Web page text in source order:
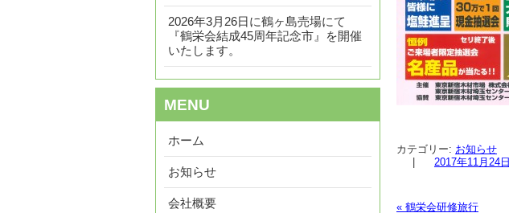
カテゴリー: お知らせ
2017年11月24日
« 鶴栄会研修旅行
2026年3月26日に鶴ヶ島売場にて
『鶴栄会結成45周年記念市』を開催
いたします。
MENU
ホーム
お知らせ
会社概要